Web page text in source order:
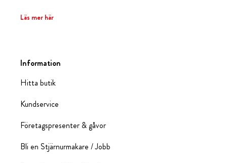
Läs mer här
Information
Hitta butik
Kundservice
Företagspresenter & gåvor
Bli en Stjärnurmakare / Jobb